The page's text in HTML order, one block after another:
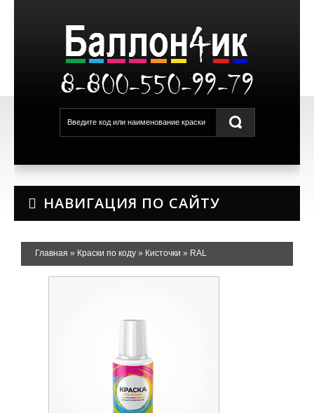
8-800-550-99-79
НАВИГАЦИЯ ПО САЙТУ
Главная » Краски по коду » Кисточки » RAL